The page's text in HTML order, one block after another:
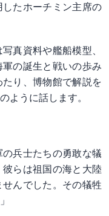
たホーチミン主席の
真資料や艦船模型、
の誕生と戦いの歩み
り、博物館で解説を
ように話します。
の兵士たちの勇敢な犠
らは祖国の海と大陸
んでした。その犠牲